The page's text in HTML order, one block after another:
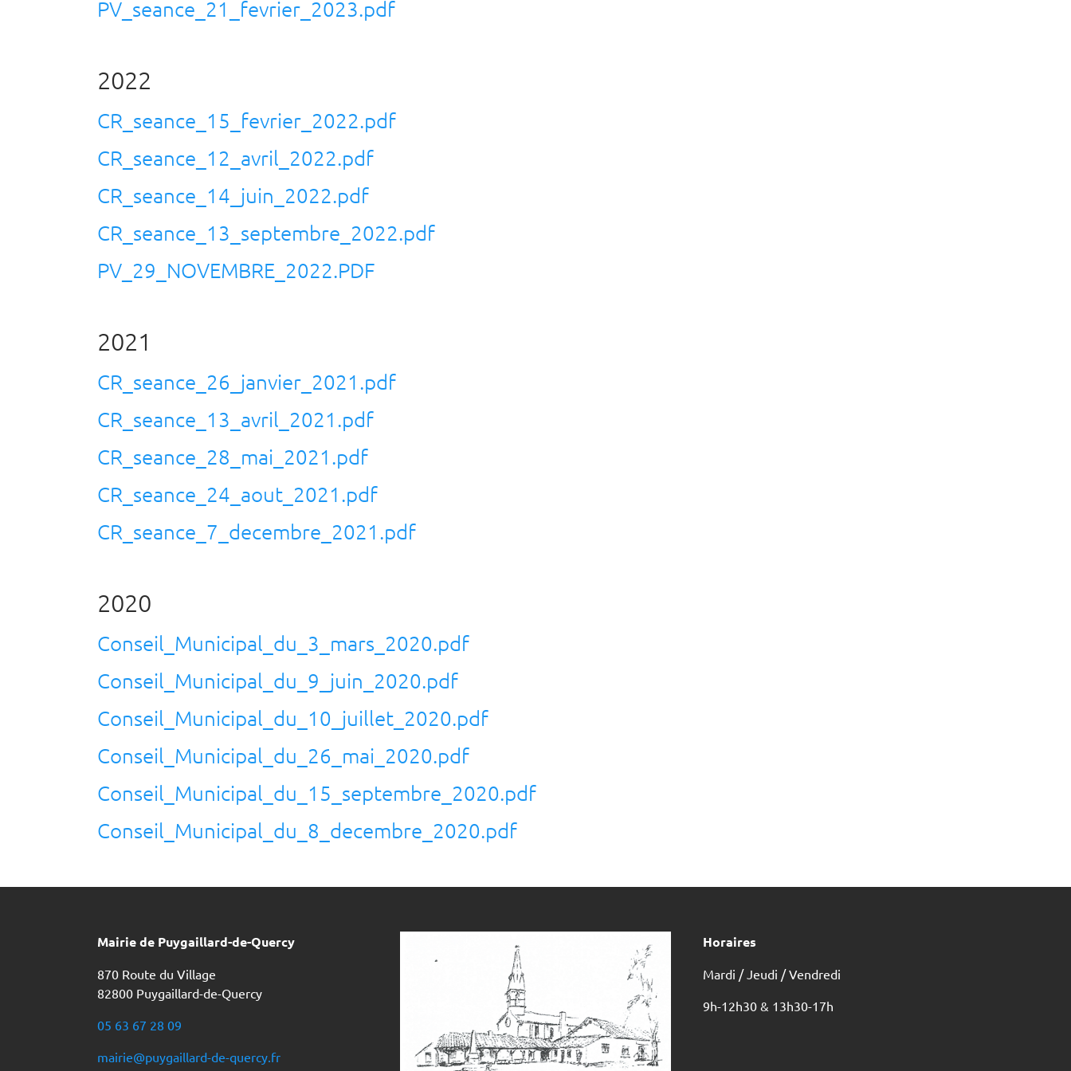
PV_seance_21_fevrier_2023.pdf
2022
CR_seance_15_fevrier_2022.pdf
CR_seance_12_avril_2022.pdf
CR_seance_14_juin_2022.pdf
CR_seance_13_septembre_2022.pdf
PV_29_NOVEMBRE_2022.PDF
2021
CR_seance_26_janvier_2021.pdf
CR_seance_13_avril_2021.pdf
CR_seance_28_mai_2021.pdf
CR_seance_24_aout_2021.pdf
CR_seance_7_decembre_2021.pdf
2020
Conseil_Municipal_du_3_mars_2020.pdf
Conseil_Municipal_du_9_juin_2020.pdf
Conseil_Municipal_du_10_juillet_2020.pdf
Conseil_Municipal_du_26_mai_2020.pdf
Conseil_Municipal_du_15_septembre_2020.pdf
Conseil_Municipal_du_8_decembre_2020.pdf
Mairie de Puygaillard-de-Quercy
870 Route du Village
82800 Puygaillard-de-Quercy
05 63 67 28 09
mairie@puygaillard-de-quercy.fr
Horaires
Mardi / Jeudi / Vendredi
9h-12h30 & 13h30-17h